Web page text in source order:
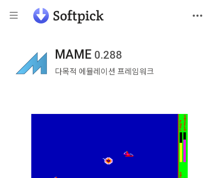
MAME 0.288
다목적 에뮬레이션 프레임워크